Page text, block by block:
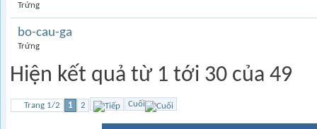
Trứng
bo-cau-ga
Trứng
Hiện kết quả từ 1 tới 30 của 49
Trang 1/2 1 2 Cuối